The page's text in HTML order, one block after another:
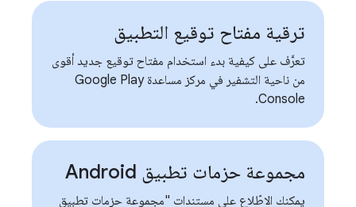
ترقية مفتاح توقيع التطبيق
تعرَّف على كيفية بدء استخدام مفتاح توقيع جديد أقوى
من ناحية التشفير في مركز مساعدة Google Play
Console.
مجموعة حزمات تطبيق Android
يمكنك الاطّلاع على مستندات "مجموعة حزمات تطبيق